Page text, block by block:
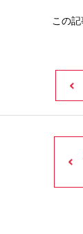
この